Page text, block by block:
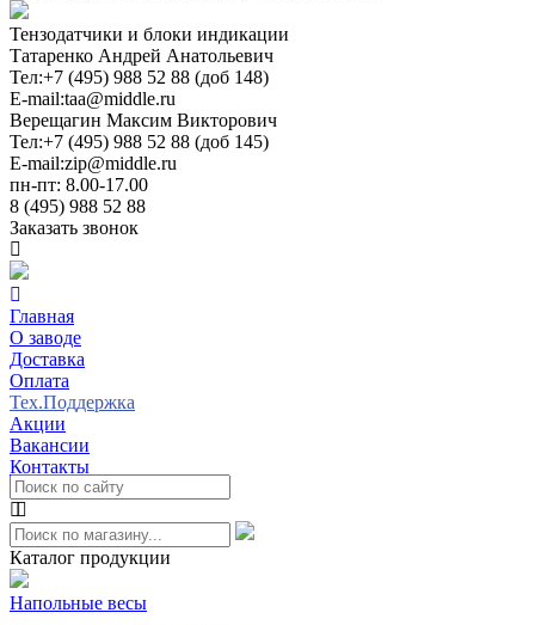
Тензодатчики и блоки индикации
Татаренко Андрей Анатольевич
Тел:+7 (495) 988 52 88 (доб 148)
E-mail:taa@middle.ru
Верещагин Максим Викторович
Тел:+7 (495) 988 52 88 (доб 145)
E-mail:zip@middle.ru
пн-пт: 8.00-17.00
8 (495) 988 52 88
Заказать звонок
Главная
О заводе
Доставка
Оплата
Тех.Поддержка
Акции
Вакансии
Контакты
Каталог продукции
Напольные весы